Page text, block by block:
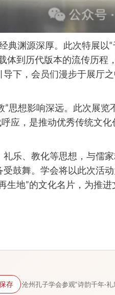
渊源深厚。此次特展以“
体到历代版本的流传历程
下，会员们漫步于展厅
思想影响深远。此次展览
应，是推动优秀传统文
乐、教化等思想，与儒
鼓舞。学会将以此次活
生地”的文化名片，为推
存 沧州孔子学会参观“诗韵千年·